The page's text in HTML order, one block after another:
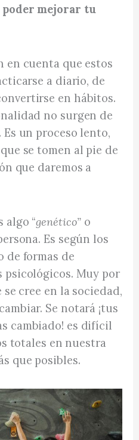
poder mejorar tu
en cuenta que estos
a diario, de
en hábitos.
no surgen de
Es un proceso lento,
se tomen al pie de
que daremos a
algo “genético” o
Es según los
de formas de
psicológicos. Muy por
cree en la sociedad,
Se notará ¡tus
cambiado! es difícil
totales en nuestra
que posibles.